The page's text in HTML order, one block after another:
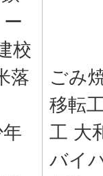
校
落
ごみ
移転
工 大
バイ